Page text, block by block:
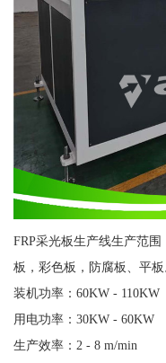
FRP采光板生产线生产范
板，彩色板，防腐板、平板
装机功率：60KW - 110KW
用电功率：30KW - 60KW
生产效率：2 - 8 m/min